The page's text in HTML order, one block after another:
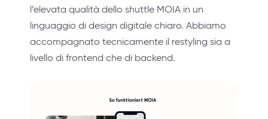
l’elevata qualità dello shuttle MOIA in un
linguaggio di design digitale chiaro. Abbiamo
accompagnato tecnicamente il restyling sia a
livello di frontend che di backend.